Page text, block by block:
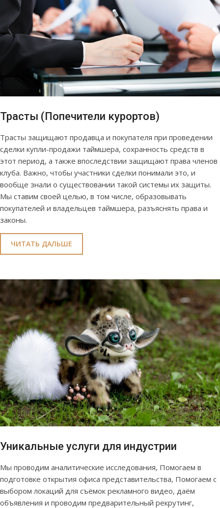
Трасты (Попечители курортов)
Трасты защищают продавца и покупателя при проведении
сделки купли-продажи таймшера, сохранность средств в
этот период, а также впоследствии защищают права членов
клуба. Важно, чтобы участники сделки понимали это, и
вообще знали о существовании такой системы их защиты.
Мы ставим своей целью, в том числе, образовывать
покупателей и владельцев таймшера, разъяснять права и
законы.
ЧИТАТЬ ДАЛЬШЕ
Уникальные услуги для индустрии
Мы проводим аналитические исследования, Помогаем в
подготовке открытия офиса представительства, Помогаем с
выбором локаций для съёмок рекламного видео, даём
объявления и проводим предварительный рекрутинг,